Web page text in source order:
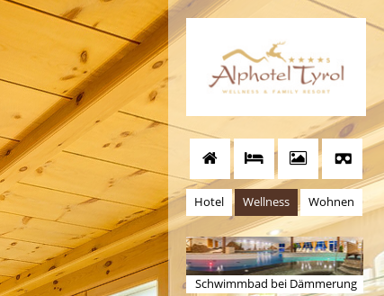
Hotel Wellness Wohnen
Schwimmbad bei Dämmerung